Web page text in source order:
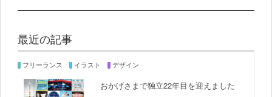
最近の記事
フリーランス イラスト デザイン
おかげさまで独立22年目を迎えました